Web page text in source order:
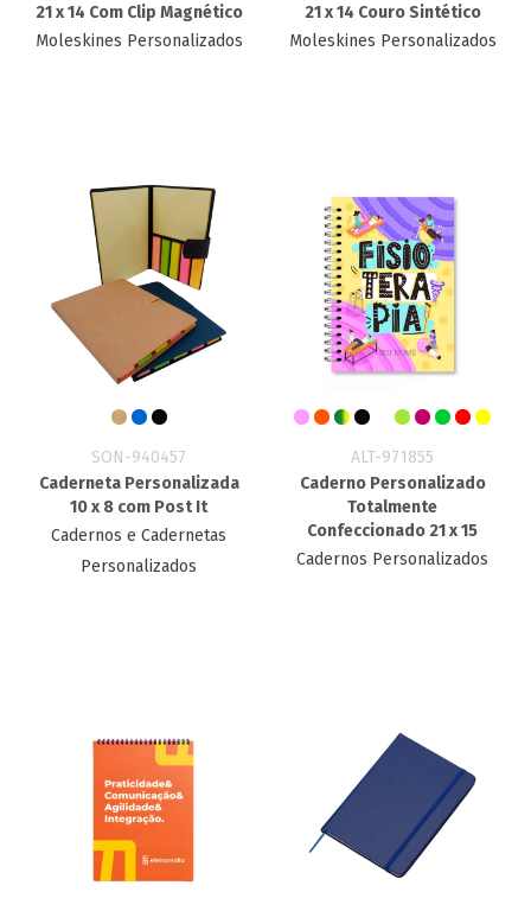
21 x 14 Com Clip Magnético
Moleskines Personalizados
21 x 14 Couro Sintético
Moleskines Personalizados
SON-940457
Caderneta Personalizada
10 x 8 com Post It
Cadernos e Cadernetas
Personalizados
ALT-971855
Caderno Personalizado
Totalmente
Confeccionado 21 x 15
Cadernos Personalizados